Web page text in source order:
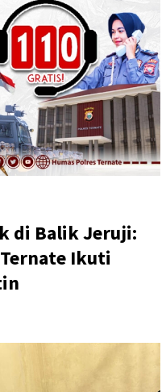
di Balik Jeruji:
Ikuti